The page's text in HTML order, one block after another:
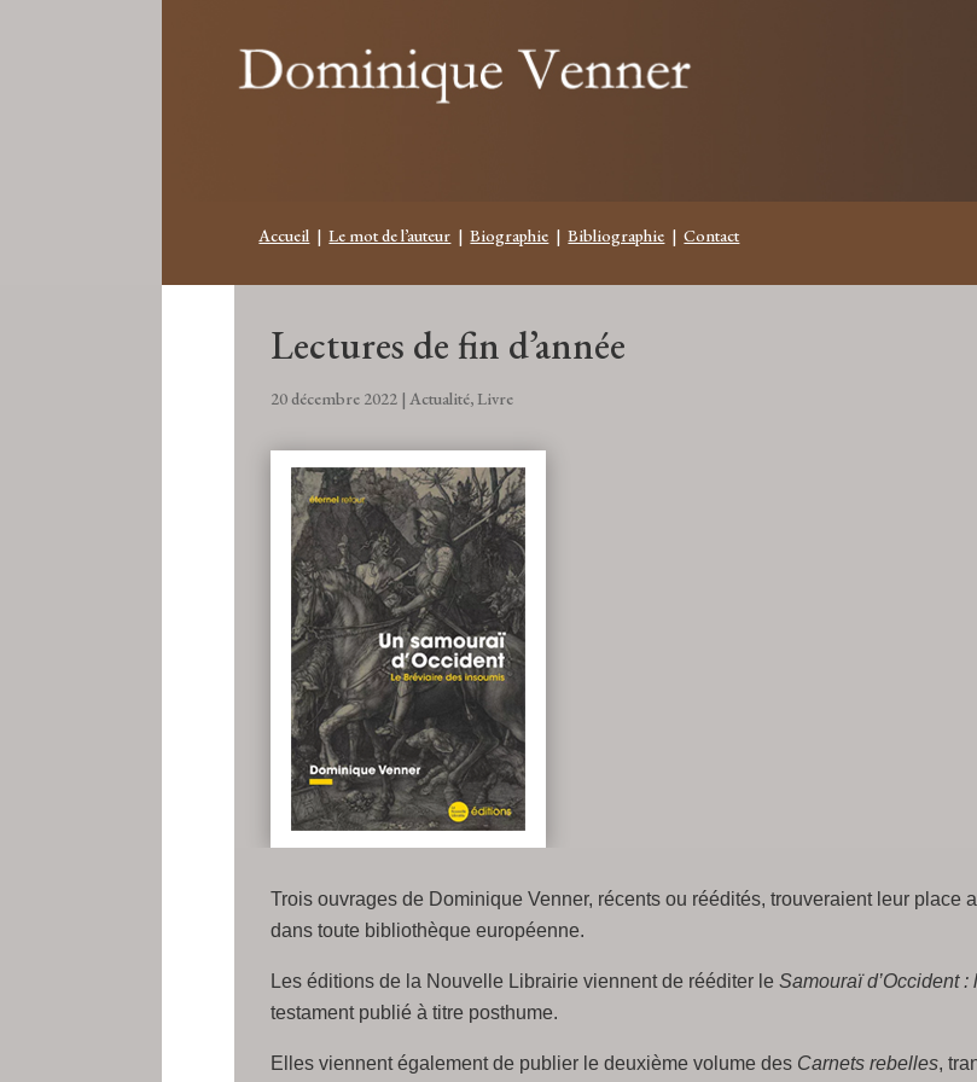
Accueil |Le mot de l’auteur |Biographie |Bibliographie |Contact
Lectures de fin d’année
20 décembre 2022 |Actualité,Livre
Trois ouvrages de Dominique Venner, récents ou réédités, trouveraient leur place
dans toute bibliothèque européenne.
Les éditions de la Nouvelle Librairie viennent de rééditer leSamouraï d’Occident
testament publié à titre posthume.
Elles viennent également de publier le deuxième volume des Carnets rebelles,